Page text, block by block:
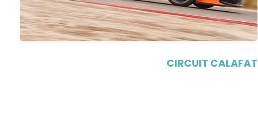
CIRCUIT CALAFAT